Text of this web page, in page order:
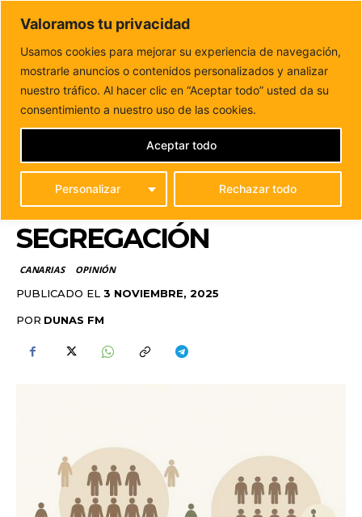
Valoramos tu privacidad
Usamos cookies para mejorar su experiencia de navegación,
mostrarle anuncios o contenidos personalizados y analizar
nuestro tráfico. Al hacer clic en “Aceptar todo” usted da su
consentimiento a nuestro uso de las cookies.
Personalizar Rechazar todo
Aceptar todo
DUNAS FM
Tu informacion de forma cercana
Inicio CANARIAS
Los partidos no pueden hablar de
inclusión mientras defienden la segregación
LOS PARTIDOS NO
PUEDEN HABLAR DE
INCLUSIÓN MIENTRAS
DEFIENDEN LA
SEGREGACIÓN
CANARIAS OPINIÓN
PUBLICADO EL 3 NOVIEMBRE, 2025
POR DUNAS FM